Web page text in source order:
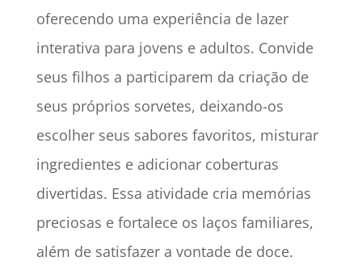
oferecendo uma experiência de lazer
interativa para jovens e adultos. Convide
seus filhos a participarem da criação de
seus próprios sorvetes, deixando-os
escolher seus sabores favoritos, misturar
ingredientes e adicionar coberturas
divertidas. Essa atividade cria memórias
preciosas e fortalece os laços familiares,
além de satisfazer a vontade de doce.